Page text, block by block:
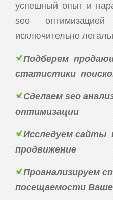
успешный опыт и
seo
исключительно
Подберем
статистики
Сделаем seo
оптимизации
Исследуем сайты
продвижение
Проанализируем
посещаемости